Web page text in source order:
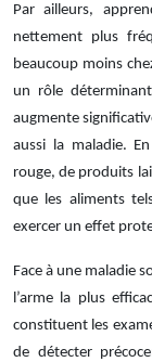
Par ailleurs,
nettement plus
beaucoup moins
un rôle
augmente
aussi la maladie.
rouge, de produits
que les aliments
exercer un effet
Face à une maladie
l’arme la plus
constituent les
de détecter